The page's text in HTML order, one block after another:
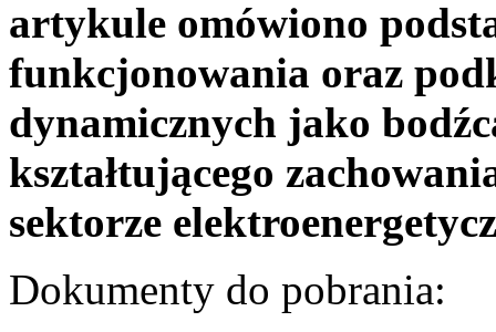
artykule omówiono
funkcjonowania oraz
dynamicznych jako
kształtującego
sektorze
Dokumenty do pobrania: